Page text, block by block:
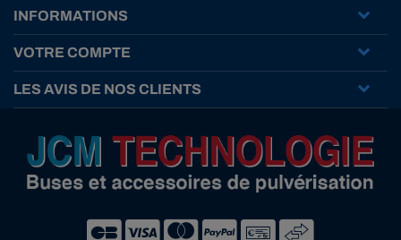
INFORMATIONS
VOTRE COMPTE
LES AVIS DE NOS CLIENTS